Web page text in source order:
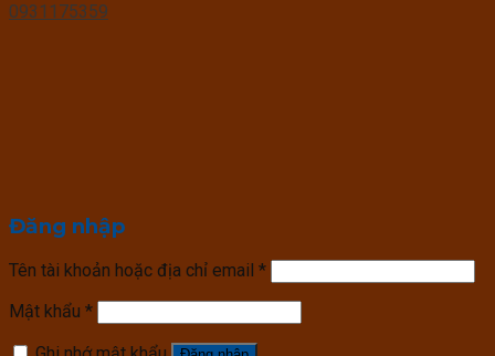
0931175359
Đăng nhập
Tên tài khoản hoặc địa chỉ email *
Mật khẩu *